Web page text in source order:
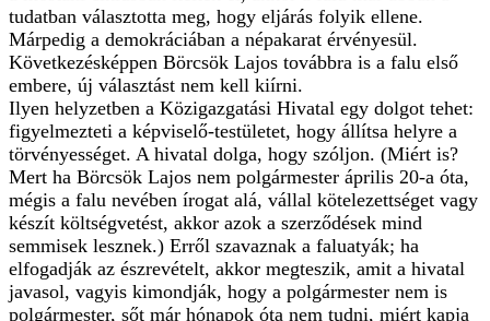
tudatban választotta meg, hogy eljárás folyik ellene.
Márpedig a demokráciában a népakarat érvényesül.
Következésképpen Börcsök Lajos továbbra is a falu első
embere, új választást nem kell kiírni.
Ilyen helyzetben a Közigazgatási Hivatal egy dolgot tehet:
figyelmezteti a képviselő-testületet, hogy állítsa helyre a
törvényességet. A hivatal dolga, hogy szóljon. (Miért is?
Mert ha Börcsök Lajos nem polgármester április 20-a óta,
mégis a falu nevében írogat alá, vállal kötelezettséget vagy
készít költségvetést, akkor azok a szerződések mind
semmisek lesznek.) Erről szavaznak a faluatyák; ha
elfogadják az észrevételt, akkor megteszik, amit a hivatal
javasol, vagyis kimondják, hogy a polgármester nem is
polgármester, sőt már hónapok óta nem tudni, miért kapja